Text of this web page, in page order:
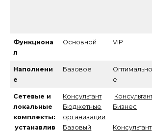
Функциона
л
Основной VIP
Наполнени
е
Базовое
Оптимально
е
Сетевые и
локальные
комплекты:
устанавлив
Консультант
Бюджетные
организации
Базовый
Бизнес
Консультант